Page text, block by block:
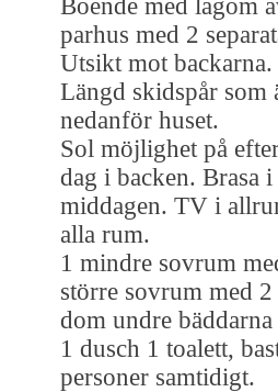
Boende med lagom
parhus med 2
Utsikt mot backarna.
Längd skidspår som
nedanför huset.
Sol möjlighet på
dag i backen. Brasa
middagen. TV i
alla rum.
1 mindre sovrum
större sovrum med
dom undre
1 dusch 1 toalett,
personer samtidigt.